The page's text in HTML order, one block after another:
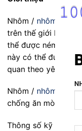
Nhôm / nhôm là
trên thế giới hiện
thể được ném vào
này có thể được
quan theo yêu cầu.
Nhôm / nhôm hợp
chống ăn mòn tốt.
Thông số kỹ thuật